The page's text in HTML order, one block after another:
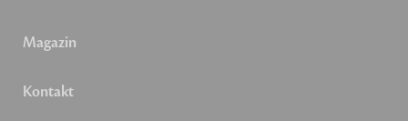
Magazin
Kontakt